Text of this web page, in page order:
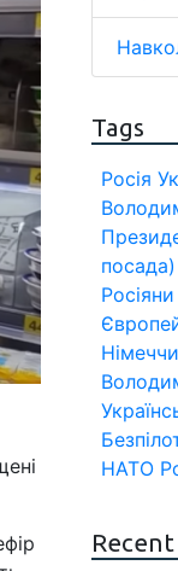
Tags
Росія
посада)
Росіяни
НАТО